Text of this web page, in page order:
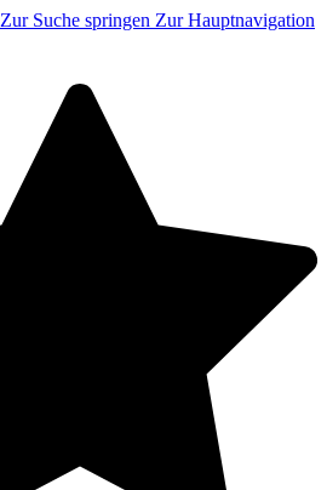
Zur Suche springen Zur Hauptnavigation